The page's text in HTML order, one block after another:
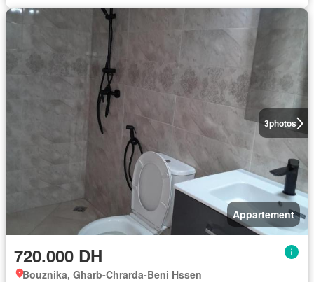
3photos
Appartement
720.000 DH
Bouznika, Gharb-Chrarda-Beni Hssen